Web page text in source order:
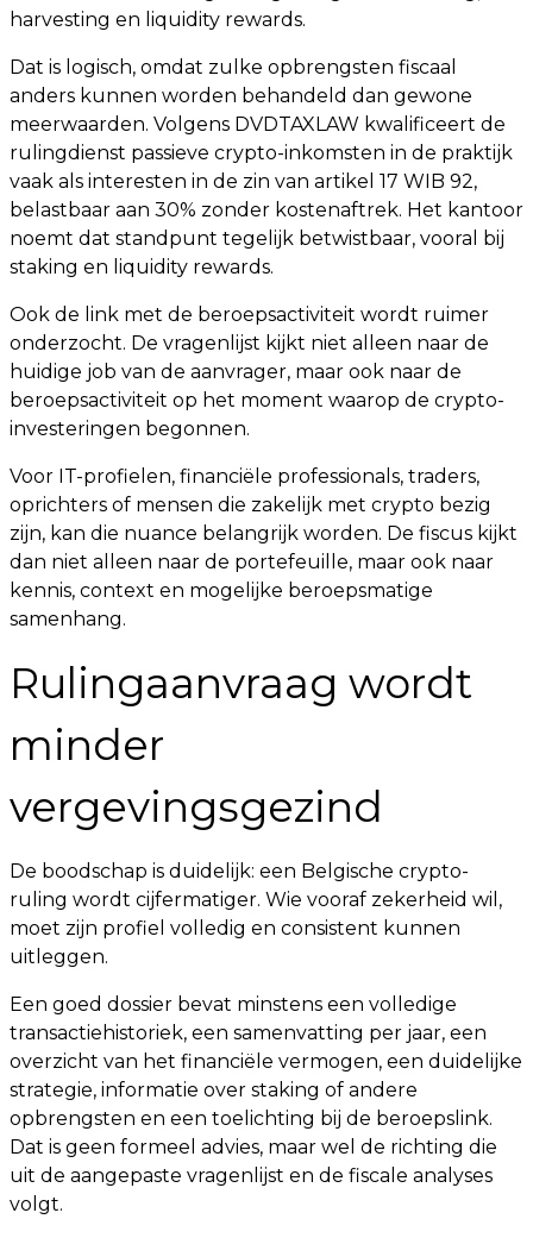
harvesting en liquidity rewards.
Dat is logisch, omdat zulke opbrengsten fiscaal
anders kunnen worden behandeld dan gewone
meerwaarden. Volgens DVDTAXLAW kwalificeert de
rulingdienst passieve crypto-inkomsten in de praktijk
vaak als interesten in de zin van artikel 17 WIB 92,
belastbaar aan 30% zonder kostenaftrek. Het kantoor
noemt dat standpunt tegelijk betwistbaar, vooral bij
staking en liquidity rewards.
Ook de link met de beroepsactiviteit wordt ruimer
onderzocht. De vragenlijst kijkt niet alleen naar de
huidige job van de aanvrager, maar ook naar de
beroepsactiviteit op het moment waarop de crypto-
investeringen begonnen.
Voor IT-profielen, financiële professionals, traders,
oprichters of mensen die zakelijk met crypto bezig
zijn, kan die nuance belangrijk worden. De fiscus kijkt
dan niet alleen naar de portefeuille, maar ook naar
kennis, context en mogelijke beroepsmatige
samenhang.
Rulingaanvraag wordt
minder
vergevingsgezind
De boodschap is duidelijk: een Belgische crypto-
ruling wordt cijfermatiger. Wie vooraf zekerheid wil,
moet zijn profiel volledig en consistent kunnen
uitleggen.
Een goed dossier bevat minstens een volledige
transactiehistoriek, een samenvatting per jaar, een
overzicht van het financiële vermogen, een duidelijke
strategie, informatie over staking of andere
opbrengsten en een toelichting bij de beroepslink.
Dat is geen formeel advies, maar wel de richting die
uit de aangepaste vragenlijst en de fiscale analyses
volgt.